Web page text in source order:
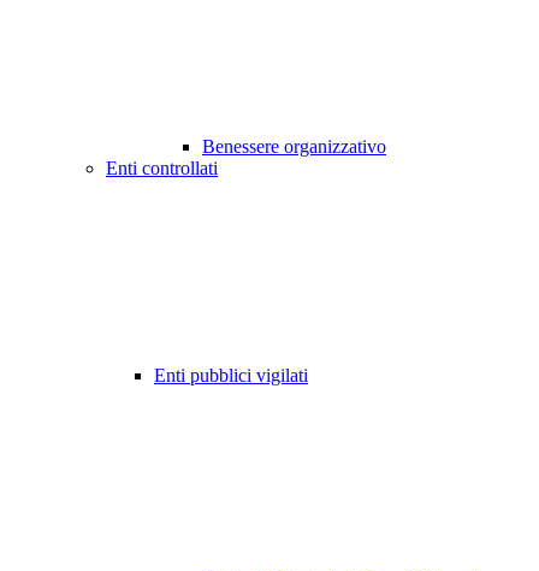
Benessere organizzativo
Enti controllati
Enti pubblici vigilati